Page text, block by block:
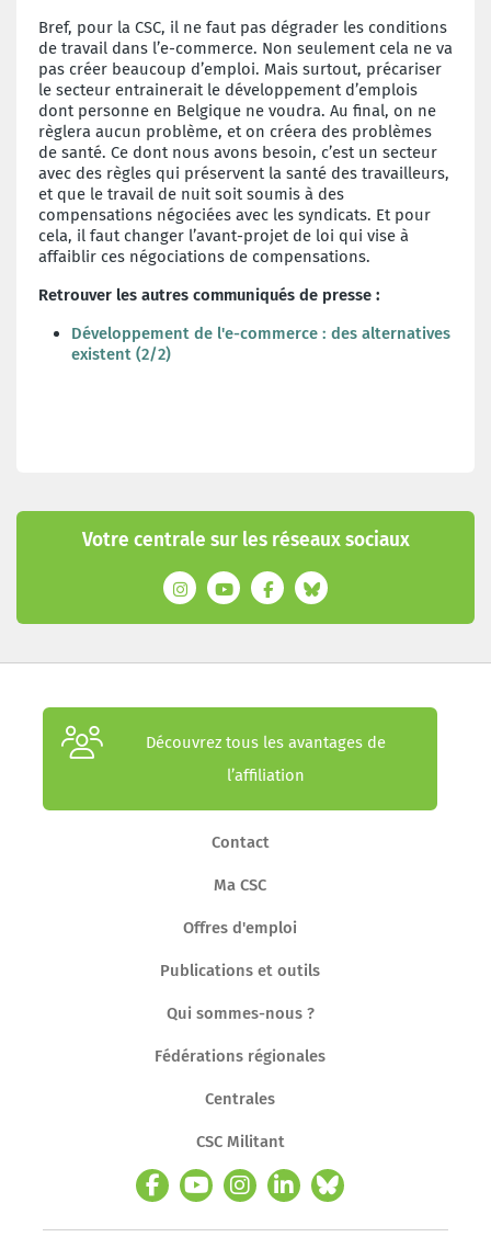
Bref, pour la CSC, il ne faut pas dégrader les conditions
de travail dans l’e-commerce. Non seulement cela ne va
pas créer beaucoup d’emploi. Mais surtout, précariser
le secteur entrainerait le développement d’emplois
dont personne en Belgique ne voudra. Au final, on ne
règlera aucun problème, et on créera des problèmes
de santé. Ce dont nous avons besoin, c’est un secteur
avec des règles qui préservent la santé des travailleurs,
et que le travail de nuit soit soumis à des
compensations négociées avec les syndicats. Et pour
cela, il faut changer l’avant-projet de loi qui vise à
affaiblir ces négociations de compensations.
Retrouver les autres communiqués de presse :
Développement de l'e-commerce : des alternatives
existent (2/2)
Votre centrale sur les réseaux sociaux
Découvrez tous les avantages de
l’affiliation
Contact
Ma CSC
Offres d'emploi
Publications et outils
Qui sommes-nous ?
Fédérations régionales
Centrales
CSC Militant